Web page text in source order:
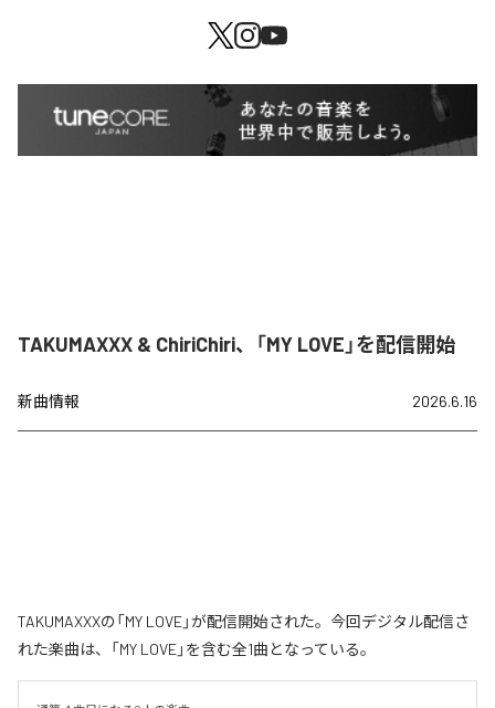
TAKUMAXXX & ChiriChiri、「MY LOVE」を配信開始
新曲情報 2026.6.16
TAKUMAXXXの「MY LOVE」が配信開始された。今回デジタル配信さ
れた楽曲は、「MY LOVE」を含む全1曲となっている。